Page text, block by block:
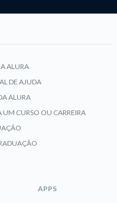
ALURA
DE AJUDA
ALURA
UM CURSO OU CARREIRA
APPS